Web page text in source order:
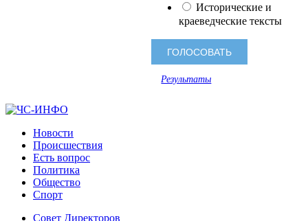
Исторические и
краеведческие тексты
Результаты
Новости
Происшествия
Есть вопрос
Политика
Общество
Спорт
Совет Директоров